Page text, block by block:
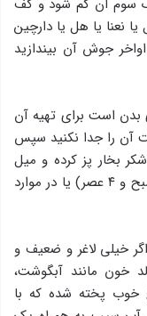
سوم آن كم شود و كف
نعنا یا هل یا دارچین
جوش آن بیندازید
بدن است برای تهیه آن
آن را جدا نکنید سپس
بخار پز کرده و میل
کنید. به صورت میان وعده (مثلا ساعت ۱۰ صبح و ۴ عصر) یا در موارد
خیلی لاغر و ضعیف و
خون مانند آبگوشت،
خوب پخته شده که با